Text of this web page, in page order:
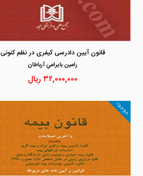
قانون آیین دادرسی کیفری در نظم کنونی
رامين بايرامي آرباطان
۳۲,۰۰۰,۰۰۰ریال
موجود